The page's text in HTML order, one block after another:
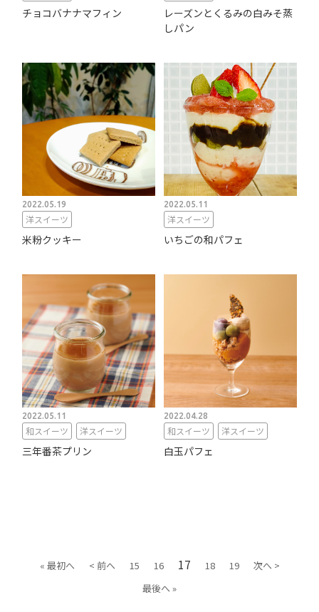
チョコバナナマフィン
レーズンとくるみの白みそ蒸
しパン
2022.05.19
洋スイーツ
米粉クッキー
2022.05.11
洋スイーツ
いちごの和パフェ
2022.05.11
和スイーツ 洋スイーツ
三年番茶プリン
2022.04.28
和スイーツ 洋スイーツ
白玉パフェ
« 最初へ < 前へ 15 16 17 18 19
次へ >
最後へ »